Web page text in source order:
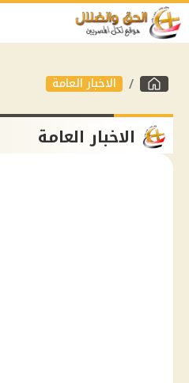
الاخبار العامة
الاخبار العامة